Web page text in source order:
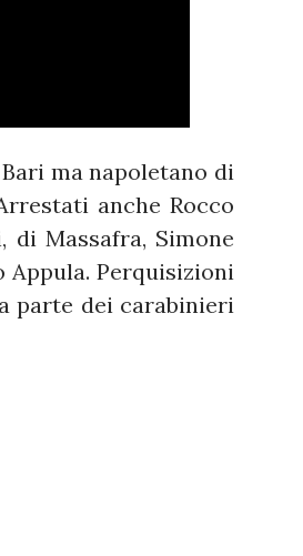
ma napoletano di
anche Rocco
di Massafra, Simone
Appula. Perquisizioni
parte dei carabinieri